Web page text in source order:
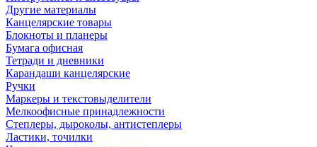
Другие материалы
Канцелярские товары
Блокноты и планеры
Бумага офисная
Тетради и дневники
Карандаши канцелярские
Ручки
Маркеры и текстовыделители
Мелкоофисные принадлежности
Степлеры, дыроколы, антистеплеры
Ластики, точилки